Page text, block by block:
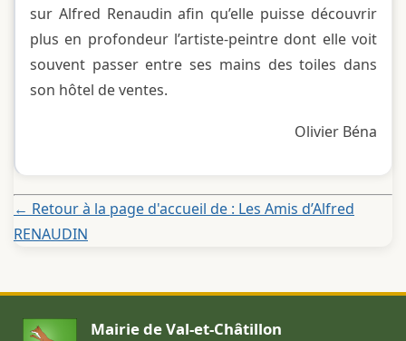
sur Alfred Renaudin afin qu’elle puisse découvrir
plus en profondeur l’artiste-peintre dont elle voit
souvent passer entre ses mains des toiles dans
son hôtel de ventes.
Olivier Béna
← Retour à la page d'accueil de : Les Amis d’Alfred
RENAUDIN
Mairie de Val-et-Châtillon